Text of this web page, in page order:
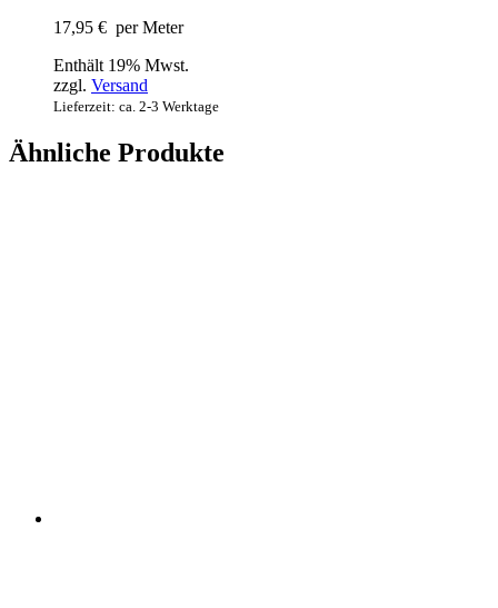
17,95 € per Meter
Enthält 19% Mwst.
zzgl. Versand
Lieferzeit: ca. 2-3 Werktage
Ähnliche Produkte